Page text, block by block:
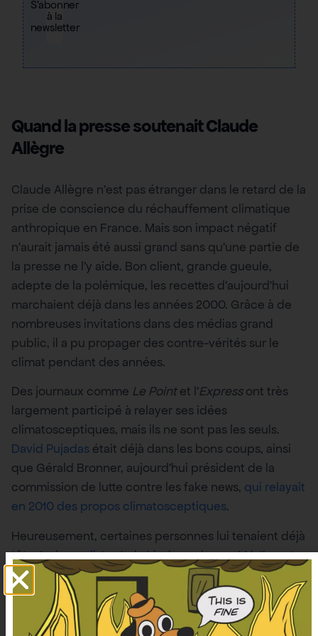
S'abonner
à la
newsletter
Quand la presse soutenait Claude
Allègre
Claude Allègre n’est pas étranger dans le retard de la
prise de conscience du réchauffement climatique
anthropique en France. Mais son impact négatif
n’aurait jamais été aussi grand sans qu’une partie de
la presse ne l’y aide. Bon client, grande gueule,
adepte de la polémique, les recettes d’aujourd’hui
marchaient déjà dans les années 2000. Grâce à de
nombreuses invitations dans des médias grand
public, il a pu propager des contre-vérités sur le
climat pendant des années.
Des journaux comme Le Pointet l’Expressont très
largement participé à relayer ses idées
climatosceptiques, mais ils ne sont pas les seuls.
David Pujadas était déjà dans les bons coups, ainsi
que Gérald Bronner, aujourd’hui président de la
commission de lutte contre les fake news, qui relayait
en 2010 des propos climatosceptiques.
Heureusement, certaines personnes lui tenaient déjà
tête.La journaliste Jade Lindgaard pourMédiapart,
Sylvestre Huet dans son livre ‘
L’imposteur, c’est lui
mais aussi et surtout
les six cents chercheurs en
science du climatqui avaient publié un courrier de
protestation accusant Claude Allègre et Vincent